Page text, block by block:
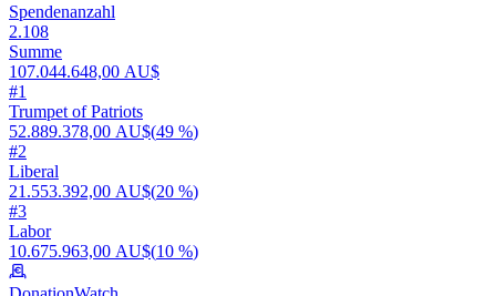
Spendenanzahl
2.108
Summe
107.044.648,00 AU$
#1
Trumpet of Patriots
52.889.378,00 AU$(49 %)
#2
Liberal
21.553.392,00 AU$(20 %)
#3
Labor
10.675.963,00 AU$(10 %)